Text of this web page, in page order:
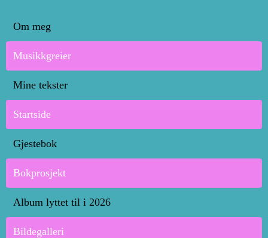
Om meg
Musikkgreier
Mine tekster
Startside
Gjestebok
Bokprosjekt
Album lyttet til i 2026
Bildegalleri